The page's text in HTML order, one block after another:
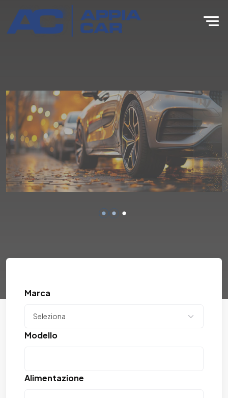
Marca
Modello
Alimentazione